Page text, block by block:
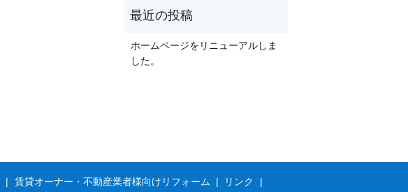
ホームページをリニューアルしま
した。
賃貸オーナー・不動産業者様向けリフォーム リンク